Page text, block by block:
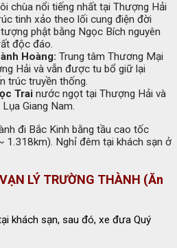
chùa nổi tiếng nhất tại Thượng Hải
tinh xảo theo lối cung điện đời
phật bằng Ngọc Bích nguyên
độc đáo.
Hoàng: Trung tâm Thương Mại
Hải và vẫn được tu bổ giữ lại
trúc truyền thống.
Trai nước ngọt tại Thượng Hải và
Giang Nam.
đi Bắc Kinh bằng tầu cao tốc
1.318km). Nghỉ đêm tại khách sạn ở
LÝ TRƯỜNG THÀNH (Ăn
khách sạn, sau đó, xe đưa Quý